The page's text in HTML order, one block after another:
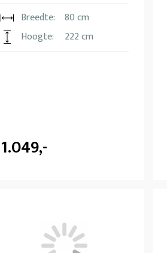
Breedte:
80 cm
Hoogte:
222 cm
1.049,-